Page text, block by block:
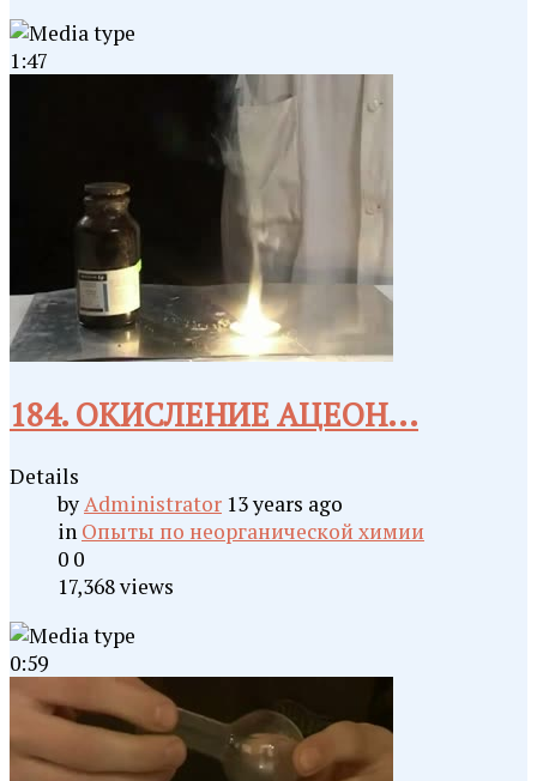
1:47
184. ОКИСЛЕНИЕ АЦЕОН...
Details
byAdministrator 13 years ago
in Опыты по неорганической химии
0 0
17,368 views
0:59